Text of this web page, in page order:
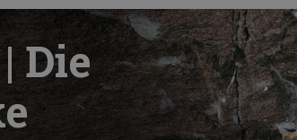
Die